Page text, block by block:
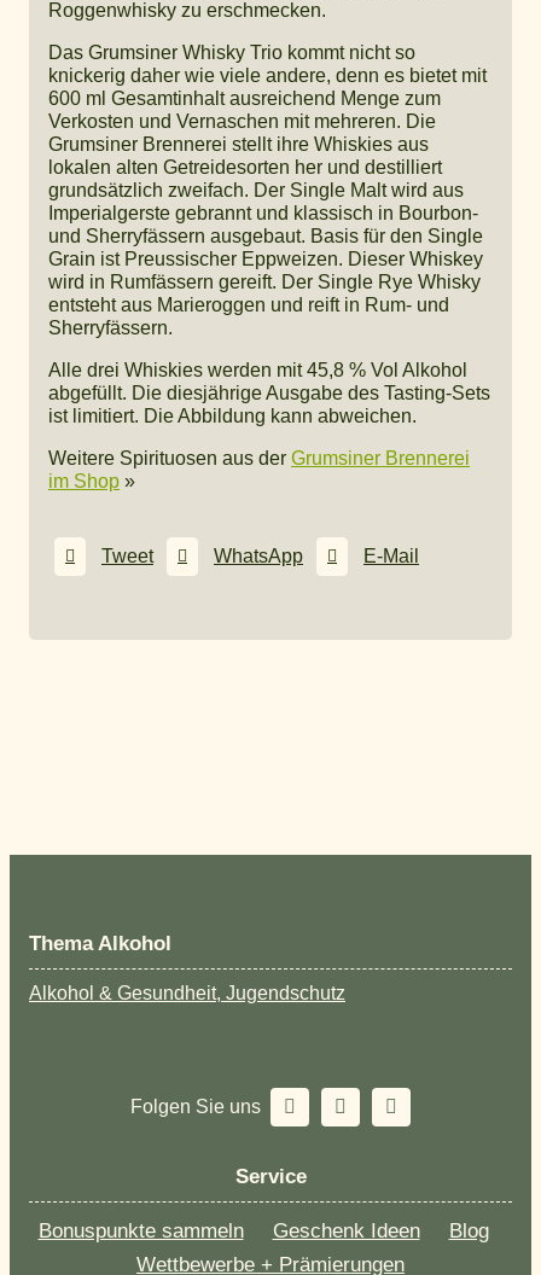
Roggenwhisky zu erschmecken.
Das Grumsiner Whisky Trio kommt nicht so
knickerig daher wie viele andere, denn es bietet mit
600 ml Gesamtinhalt ausreichend Menge zum
Verkosten und Vernaschen mit mehreren. Die
Grumsiner Brennerei stellt ihre Whiskies aus
lokalen alten Getreidesorten her und destilliert
grundsätzlich zweifach. Der Single Malt wird aus
Imperialgerste gebrannt und klassisch in Bourbon-
und Sherryfässern ausgebaut. Basis für den Single
Grain ist Preussischer Eppweizen. Dieser Whiskey
wird in Rumfässern gereift. Der Single Rye Whisky
entsteht aus Marieroggen und reift in Rum- und
Sherryfässern.
Alle drei Whiskies werden mit 45,8 % Vol Alkohol
abgefüllt. Die diesjährige Ausgabe des Tasting-Sets
ist limitiert. Die Abbildung kann abweichen.
Weitere Spirituosen aus der Grumsiner Brennerei
im Shop »
Tweet WhatsApp E-Mail
Thema Alkohol
Alkohol & Gesundheit, Jugendschutz
Folgen Sie uns
Service
Bonuspunkte sammeln Geschenk Ideen
Blog
Wettbewerbe + Prämierungen